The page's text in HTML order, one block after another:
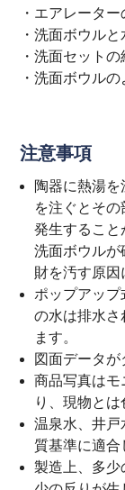
・ エアレータ
・洗面ボウル
・洗面セットの
・洗面ボウルの
注意事項
陶器に熱湯
を注ぐとそ
発生すること
洗面ボウルが
財を汚す原因
ポップアッ
の水は排水さ
ます。
図面データが
商品写真はモ
り、現物とは
温泉水、井戸
質基準に適合
製造上、多少